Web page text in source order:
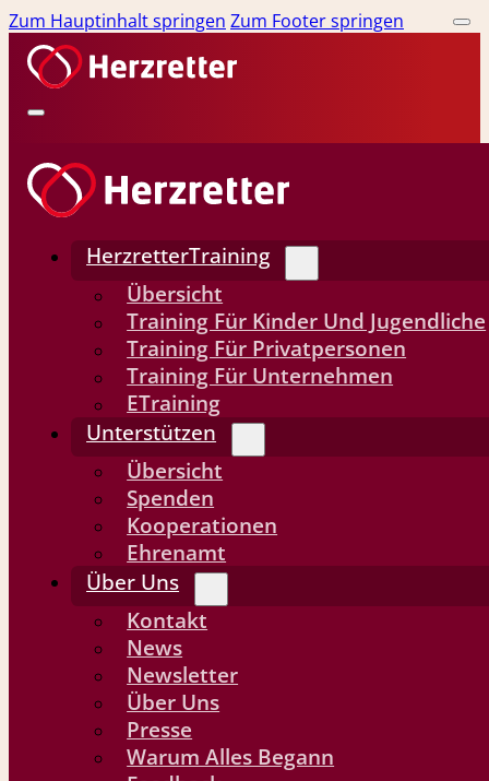
Zum Hauptinhalt springen Zum Footer springen
HerzretterTraining
Übersicht
Training Für Kinder Und Jugendliche
Training Für Privatpersonen
Training Für Unternehmen
ETraining
Unterstützen
Übersicht
Spenden
Kooperationen
Ehrenamt
Über Uns
Kontakt
News
Newsletter
Über Uns
Presse
Warum Alles Begann